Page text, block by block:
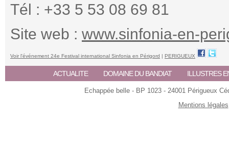
Tél : +33 5 53 08 69 81
Site web : www.sinfonia-en-
Voir l'événement 24e Festival international Sinfonia en Périgord | PERIGUEUX
ACTUALITE DOMAINE DU BANDIAT ILLUSTRES
Echappée belle - BP 1023 - 24001 Périgueux
Mentions légales